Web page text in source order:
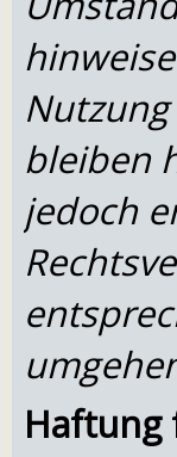
bleiben
jedoch
Haftung